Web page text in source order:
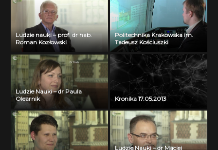
Ludzie nauki – prof. dr hab.
Roman Kozłowski
Politechnika Krakowska im.
Tadeusz Kościuszki
Ludzie Nauki – dr Paula
Olearnik
Kronika 17.05.2013
Ludzie Nauki – dr Maciej